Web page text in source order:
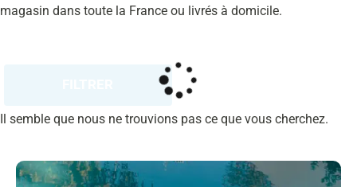
magasin dans toute la France ou livrés à domicile.
Il semble que nous ne trouvions pas ce que vous cherchez.